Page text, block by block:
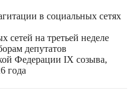
в социальных сетях
сетей на третьей неделе
депутатов
Федерации IX созыва,
года